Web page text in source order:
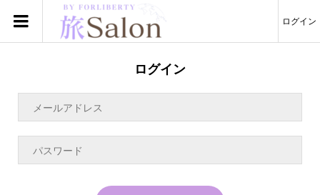
ログイン
ログイン